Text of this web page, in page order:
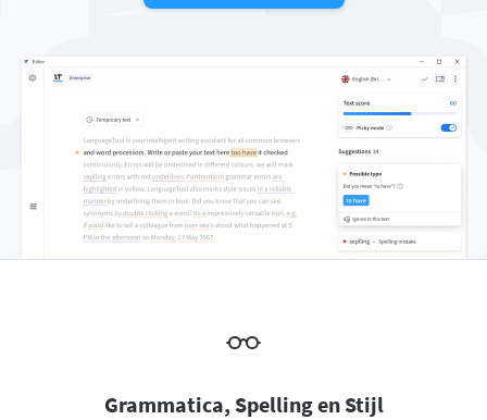
Apple Pages
LibreOffice
macOS
Windows
Meer
Voor bedrijven
API voor proeflezen
Carrières
Verantwoording
Grammatica, Spelling en Stijl